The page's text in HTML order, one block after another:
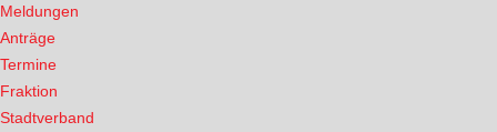
Meldungen
Anträge
Termine
Fraktion
Stadtverband